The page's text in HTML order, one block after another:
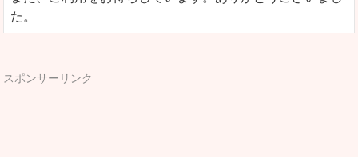
た。
スポンサーリンク